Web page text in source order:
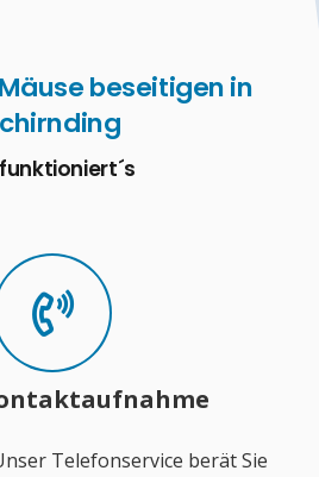
beseitigen in
Telefonservice berät Sie